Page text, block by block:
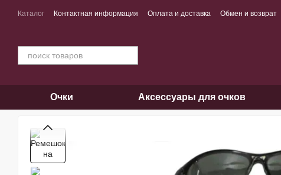
Перейти к основному контенту
Каталог Контактная информация Оплата и доставка Обмен и возврат
Очки Аксессуары для очков